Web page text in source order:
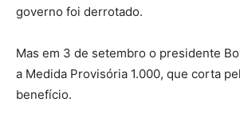
governo foi derrotado.
Mas em 3 de setembro o presidente
a Medida Provisória 1.000, que corta
benefício.